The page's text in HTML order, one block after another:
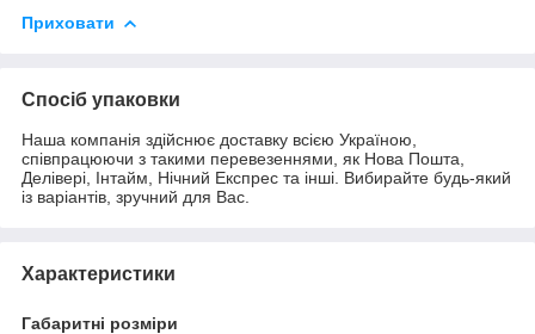
Приховати
Спосіб упаковки
Наша компанія здійснює доставку всією Україною,
співпрацюючи з такими перевезеннями, як Нова Пошта,
Делівері, Інтайм, Нічний Експрес та інші. Вибирайте будь-який
із варіантів, зручний для Вас.
Характеристики
Габаритні розміри